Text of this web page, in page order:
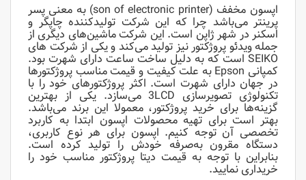
اپسون مخفف (son of electronic printer) به معنی پسر
پرینتر می‌باشد چرا که این شرکت تولیدکننده چاپگر و
اسکنر در شهر ژاپن است. این شرکت ماشین‌های دیگری از
جمله ویدئو پروژکتور نیز تولید می‌کند و یکی از شرکت های
SEIKO است که به دلیل ساخت ساعت دارای شهرت بود.
کمپانی Epson به علت کیفیت و قیمت مناسب پروژکتورها
در جهان دارای شهرت است. اکثر پروژکتورهای خود را با
تکنولوژی تصویرسازی 3LCD می‌سازد. یکی از بهترین
گزینه‌ها برای خرید پروژکتور، معمولا این برند می‌باشد.
بهتر است برای تهیه محصولات اپسون ابتدا به کاربرد
تخصصی آن توجه کنیم. اپسون برای هر نوع کاربری‌،
دستگاه مقرون به‌صرفه خودش را تولید کرده است.
بنابراین با توجه به قیمت دیتا پروژکتور مناسب خود را
خریداری نمایید.